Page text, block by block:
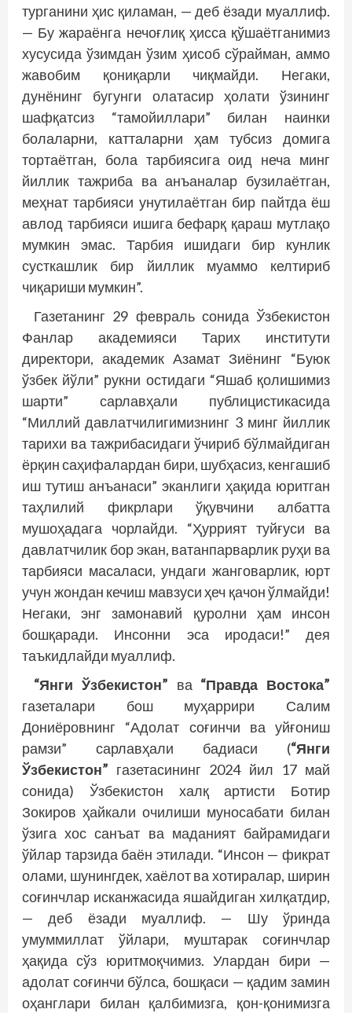
турганини ҳис қиламан, — деб ёзади муаллиф.
— Бу жараёнга нечоғлиқ ҳисса қўшаётганимиз
хусусида ўзимдан ўзим ҳисоб сўрайман, аммо
жавобим қониқарли чиқмайди. Негаки,
дунёнинг бугунги олатасир ҳолати ўзининг
шафқатсиз “тамойиллари” билан наинки
болаларни, катталарни ҳам тубсиз домига
тортаётган, бола тарбиясига оид неча минг
йиллик тажриба ва анъаналар бузилаётган,
меҳнат тарбияси унутилаётган бир пайтда ёш
авлод тарбияси ишига бефарқ қараш мутлақо
мумкин эмас. Тарбия ишидаги бир кунлик
сусткашлик бир йиллик муаммо келтириб
чиқариши мумкин”.
Газетанинг 29 февраль сонида Ўзбекистон
Фанлар академияси Тарих институти
директори, академик Азамат Зиёнинг “Буюк
ўзбек йўли” рукни остидаги “Яшаб қолишимиз
шарти” сарлавҳали публицистикасида
“Миллий давлатчилигимизнинг 3 минг йиллик
тарихи ва тажрибасидаги ўчириб бўлмайдиган
ёрқин саҳифалардан бири, шубҳасиз, кенгашиб
иш тутиш анъанаси” эканлиги ҳақида юритган
таҳлилий фикрлари ўқувчини албатта
мушоҳадага чорлайди. “Ҳуррият туйғуси ва
давлатчилик бор экан, ватанпарварлик руҳи ва
тарбияси масаласи, ундаги жанговарлик, юрт
учун жондан кечиш мавзуси ҳеч қачон ўлмайди!
Негаки, энг замонавий қуролни ҳам инсон
бошқаради. Инсонни эса иродаси!” дея
таъкидлайди муаллиф.
“Янги Ўзбекистон” ва “Правда Востока”
газеталари бош муҳаррири Салим
Дониёровнинг “Адолат соғинчи ва уйғониш
рамзи” сарлавҳали бадиаси (“Янги
Ўзбекистон” газетасининг 2024 йил 17 май
сонида) Ўзбекистон халқ артисти Ботир
Зокиров ҳайкали очилиши муносабати билан
ўзига хос санъат ва маданият байрамидаги
ўйлар тарзида баён этилади. “Инсон — фикрат
олами, шунингдек, хаёлот ва хотиралар, ширин
соғинчлар исканжасида яшайдиган хилқатдир,
— деб ёзади муаллиф. — Шу ўринда
умуммиллат ўйлари, муштарак соғинчлар
ҳақида сўз юритмоқчимиз. Улардан бири —
адолат соғинчи бўлса, бошқаси — қадим замин
оҳанглари билан қалбимизга, қон-қонимизга